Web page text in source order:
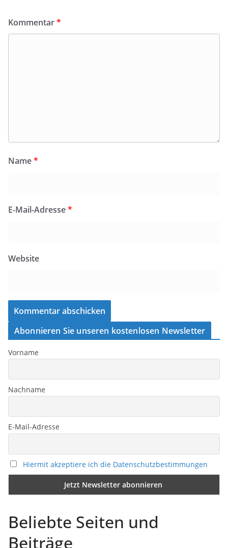
Kommentar*
Name*
E-Mail-Adresse*
Website
Abonnieren Sie unseren kostenlosen Newsletter
Vorname
Nachname
E-Mail-Adresse
Hiermit akzeptiere ich die Datenschutzbestimmungen
Beliebte Seiten und
Beiträge